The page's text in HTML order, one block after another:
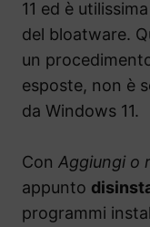
11 ed è
del bloatware.
un
esposte, non è
da Windows 11.
Con Aggiungi o
appunto
programmi